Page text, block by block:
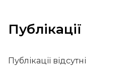
Публікації
Публікації відсутні